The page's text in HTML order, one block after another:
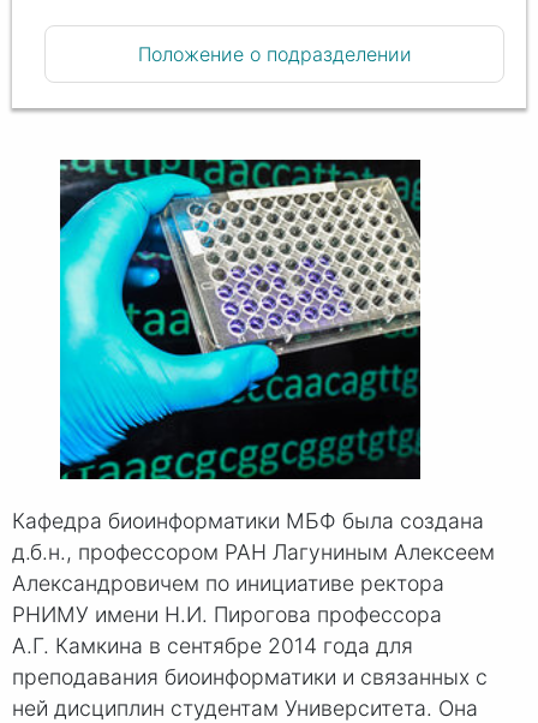
Положение о подразделении
Кафедра биоинформатики МБФ была создана
д.б.н., профессором РАН Лагуниным Алексеем
Александровичем по инициативе ректора
РНИМУ имени Н.И. Пирогова профессора
А.Г. Камкина в сентябре 2014 года для
преподавания биоинформатики и связанных с
ней дисциплин студентам Университета. Она